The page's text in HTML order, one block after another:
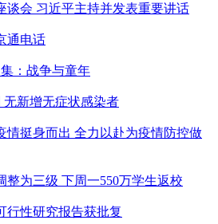
谈会 习近平主持并发表重要讲话
通电话
：战争与童年
新增无症状感染者
情挺身而出 全力以赴为疫情防控做
整为三级 下周一550万学生返校
行性研究报告获批复